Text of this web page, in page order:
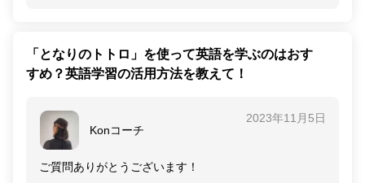
予測できます。
ーのセリフを聞いて口に出す、「シャドーイング練習」
がおすすめです。
ますので、そんなときは意味を調べてどういうシーンで
「となりのトトロ」を使って英語を学ぶのはおす
すめ？英語学習の活用方法を教えて！
2023年11月5日
Konコーチ
ご質問ありがとうございます！